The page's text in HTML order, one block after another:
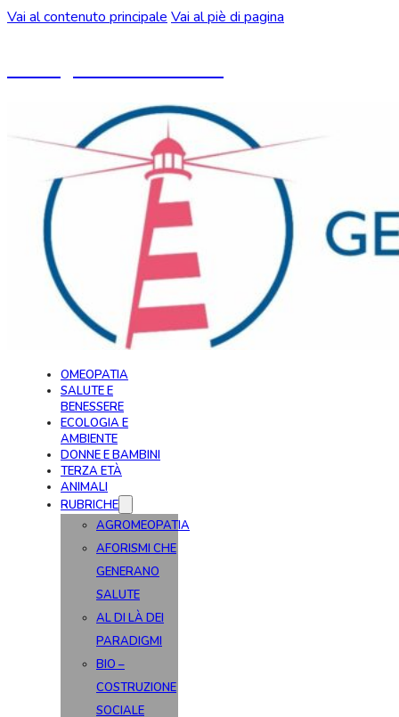
Vai al contenuto principale Vai al piè di pagina
OMEOPATIA
SALUTE E
BENESSERE
ECOLOGIA E
AMBIENTE
DONNE E BAMBINI
TERZA ETÀ
ANIMALI
RUBRICHE
AGROMEOPATIA
AFORISMI CHE
GENERANO
SALUTE
AL DI LÀ DEI
PARADIGMI
BIO –
COSTRUZIONE
SOCIALE